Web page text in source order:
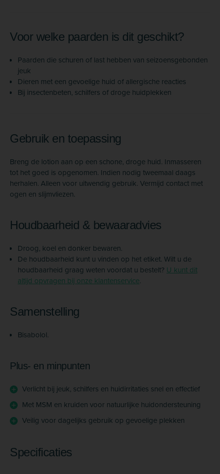
Voor welke paarden is dit geschikt?
Paarden die schuren of last hebben van seizoensgebonden
jeuk
Dieren met een gevoelige huid of allergische reacties
Bij insectenbeten, schilfers of droge huidplekken
Gebruik en toepassing
Breng de lotion aan op een schone, droge huid. Inmasseren
tot het goed is opgenomen. Indien nodig tweemaal daags
herhalen. Alleen voor uitwendig gebruik. Vermijd contact met
ogen en slijmvliezen.
Houdbaarheid & bewaaradvies
Droog, koel en donker bewaren.
De houdbaarheid kunt u vinden op het etiket. Wilt u de
houdbaarheid graag weten voordat u bestelt? U kunt dit
altijd opvragen bij onze klantenservice.
Samenstelling
Bisabolol.
Plus- en minpunten
Verlicht bij jeuk, schilfers en huidirritaties snel en effectief
Met MSM en kruiden voor natuurlijke huidondersteuning
Veilig voor dagelijks gebruik op gevoelige plekken
Specificaties